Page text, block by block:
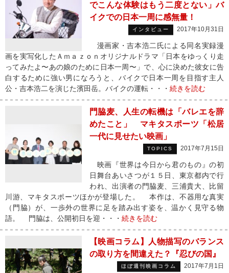
でこんな体験はもう二度とない」バ
イクでの日本一周に感無量！
インタビュー 2017年10月31日
漫画家・吉本浩二氏による同名実録漫
画を実写化したＡｍａｚｏｎオリジナルドラマ「日本をゆっくり走
ってみたよ〜あの娘のために日本一周〜」で、心に決めた彼女に告
白するために強い男になろうと、バイクで日本一周を目指す主人
公・吉本浩二を演じた濱田岳。バイクの運転・・・ 続きを読む
門脇麦、人生の転機は「バレエを辞
めたこと」 マキタスポーツ「松居
一代に見せたい映画」
TOPICS 2017年7月15日
映画『世界は今日から君のもの』の初
日舞台あいさつが１５日、東京都内で行
われ、出演者の門脇麦、三浦貴大、比留
川游、マキタスポーツほかが登場した。 本作は、不器用な真実
（門脇）が、一歩外の世界に足を踏み出す姿を、温かく見守る物
語。 門脇は、公開初日を迎・・・ 続きを読む
【映画コラム】人物描写のバランス
の取り方を間違えた？『忍びの国』
ほぼ週刊映画コラム 2017年7月1日